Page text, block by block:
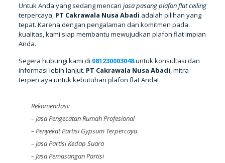
Untuk Anda yang sedang mencari jasa pasang plafon flat ceiling
terpercaya, PT Cakrawala Nusa Abadi adalah pilihan yang
tepat. Karena dengan pengalaman dan komitmen pada
kualitas, kami siap membantu mewujudkan plafon flat impian
Anda.
Segera hubungi kami di 081230003048untuk konsultasi dan
informasi lebih lanjut. PT Cakrawala Nusa Abadi, mitra
terpercaya untuk kebutuhan plafon flat Anda!
Rekomendasi:
–Jasa Pengecatan Rumah Profesional
–Penyekat Partisi Gypsum Terpercaya
–Jasa Partisi Kedap Suara
–Jasa Pemasangan Partisi